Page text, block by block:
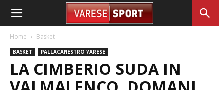
Home Basket
BASKET PALLACANESTRO VARESE
LA CIMBERIO SUDA IN